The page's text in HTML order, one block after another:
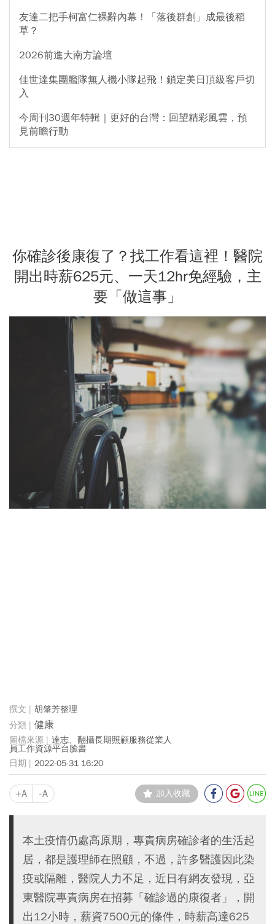
友達二把手柯富仁裸辭內幕！「落後群創」成最後稻
草？
2026前進大南方論壇
佳世達集團艦隊無人機小隊起飛！鎖定美日頂級客戶切
入
今周刊30週年特輯｜更好的台灣：回望精彩風雲，預
見前瞻行動
你確診後康復了？找工作看這裡！醫院
開出時薪625元、一天12hr免經驗，主
要「做這事」
胡肇芳整理
健康
達志、翻攝長期照顧服務從業人
員工作資源平台臉書
2022-05-31 16:20
+A -A 加入收藏
本土疫情仍處高原期，專責病房確診者的生活起
居，都是護理師在照顧，不過，許多醫護因此染
疫或隔離，醫院人力不足，近日有網友發現，亞
東醫院專責病房在招募「確診過的康復者」，開
出12小時，薪資7500元的條件，時薪高達625